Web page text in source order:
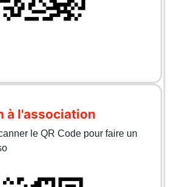
à l'association
le QR Code pour faire un